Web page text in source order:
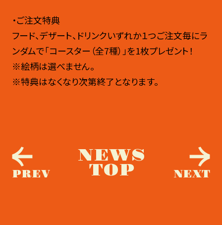
・ご注文特典
フード、デザート、ドリンクいずれか１つご注文毎にラ
ンダムで「コースター（全7種）」を1枚プレゼント！
※絵柄は選べません。
※特典はなくなり次第終了となります。
PREV
NEWS
TOP NEXT